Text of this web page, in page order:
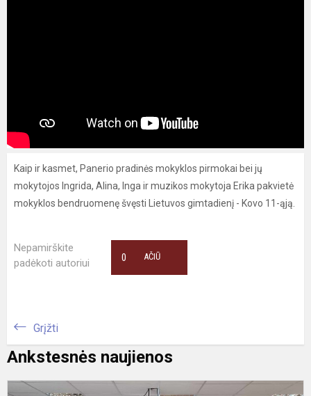
Kaip ir kasmet, Panerio pradinės mokyklos pirmokai bei jų
mokytojos Ingrida, Alina, Inga ir muzikos mokytoja Erika pakvietė
mokyklos bendruomenę švęsti Lietuvos gimtadienį - Kovo 11-ąją.
Nepamirškite
padėkoti autoriui
AČIŪ
0
Grįžti
Ankstesnės naujienos